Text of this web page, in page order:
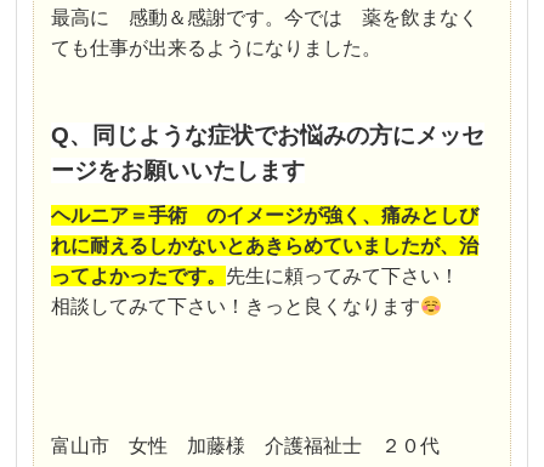
最高に 感動＆感謝です。今では 薬を飲まなく
ても仕事が出来るようになりました。
Q、同じような症状でお悩みの方にメッセ
ージをお願いいたします
ヘルニア＝手術 のイメージが強く、痛みとしび
れに耐えるしかないとあきらめていましたが、治
ってよかったです。 先生に頼ってみて下さい！
相談してみて下さい！きっと良くなります
富山市 女性 加藤様 介護福祉士 ２０代